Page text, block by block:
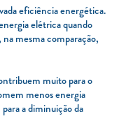
eficiência energética.
elétrica quando
mesma comparação,
muito para o
menos energia
a diminuição da